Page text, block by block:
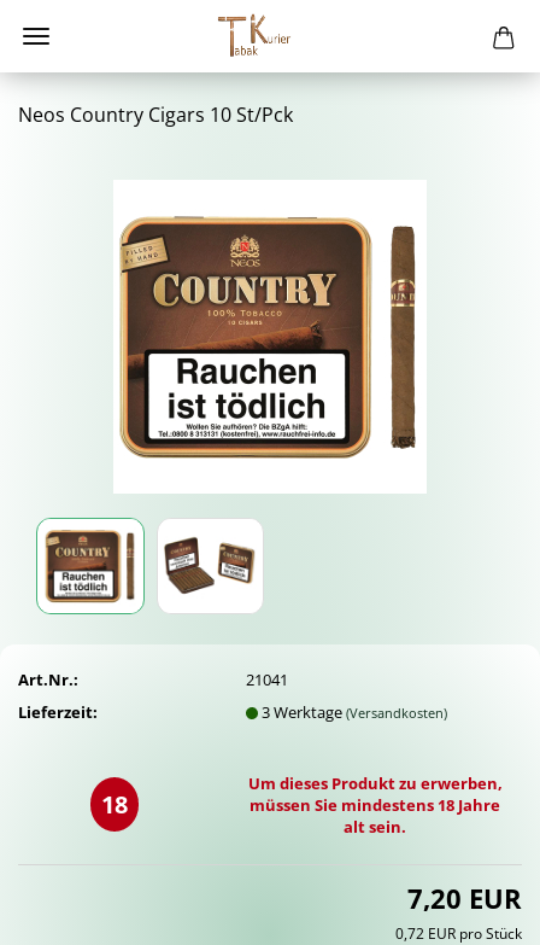
Neos Coun­try Ci­gars 10 St/Pck
Art.Nr.:
21041
Lieferzeit:
3 Werktage(Versandkosten)
18
Um dieses Produkt zu erwerben,
müssen Sie mindestens 18 Jahre
alt sein.
7,20 EUR
0,72 EUR pro Stück